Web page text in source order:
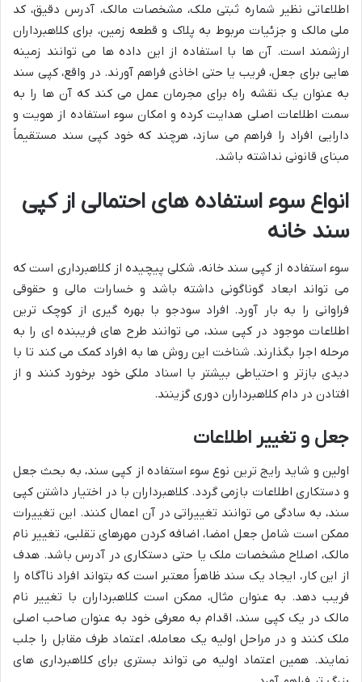
اطلاعاتی نظیر شماره ثبتی ملک، مشخصات مالک، آدرس دقیق، کد
ملی مالک و جزئیات مربوط به پلاک و قطعه زمین، برای کلاهبرداران
ارزشمند است. آن ها با استفاده از این داده ها می توانند زمینه
هایی برای جعل، فریب یا حتی اخاذی فراهم آورند. در واقع، کپی سند
به عنوان یک نقشه راه برای مجرمان عمل می کند که آن ها را به
سمت اطلاعات اصلی هدایت کرده و امکان سوء استفاده از هویت و
دارایی افراد را فراهم می سازد، هرچند که خود کپی سند مستقیماً
مبنای قانونی نداشته باشد.
انواع سوء استفاده های احتمالی از کپی
سند خانه
سوء استفاده از کپی سند خانه، شکلی پیچیده از کلاهبرداری است که
می تواند ابعاد گوناگونی داشته باشد و خسارات مالی و حقوقی
فراوانی را به بار آورد. افراد سودجو با بهره گیری از کوچک ترین
اطلاعات موجود در کپی سند، می توانند طرح های فریبنده ای را به
مرحله اجرا بگذارند. شناخت این روش ها به افراد کمک می کند تا با
دیدی بازتر و احتیاطی بیشتر با اسناد ملکی خود برخورد کنند و از
افتادن در دام کلاهبرداران دوری گزینند.
جعل و تغییر اطلاعات
اولین و شاید رایج ترین نوع سوء استفاده از کپی سند، به بحث جعل
و دستکاری اطلاعات بازمی گردد. کلاهبرداران با در اختیار داشتن کپی
سند، به سادگی می توانند تغییراتی در آن اعمال کنند. این تغییرات
ممکن است شامل جعل امضا، اضافه کردن مهرهای تقلبی، تغییر نام
مالک، اصلاح مشخصات ملک یا حتی دستکاری در آدرس باشد. هدف
از این کار، ایجاد یک سند ظاهراً معتبر است که بتواند افراد ناآگاه را
فریب دهد. به عنوان مثال، ممکن است کلاهبرداران با تغییر نام
مالک در یک کپی سند، اقدام به معرفی خود به عنوان صاحب اصلی
ملک کنند و در مراحل اولیه یک معامله، اعتماد طرف مقابل را جلب
نمایند. همین اعتماد اولیه می تواند بستری برای کلاهبرداری های